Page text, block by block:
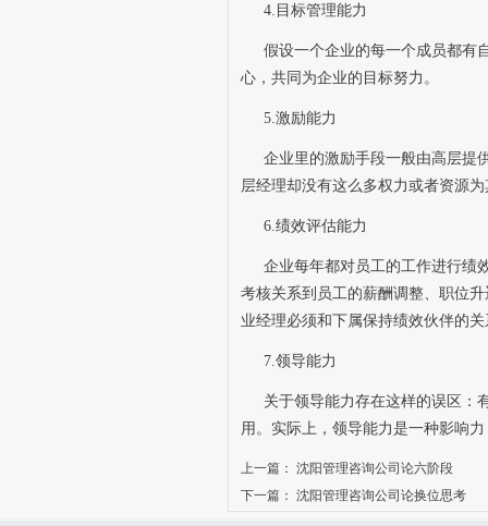
4. 目标管理能力
假设一个企业的每一个成员都有
心，共同为企业的目标努力。
5. 激励能力
企业里的激励手段一般由高层提
层经理却没有这么多权力或者资源
6. 绩效评估能力
企业每年都对员工的工作进行绩
考核关系到员工的薪酬调整、职位
业经理必须和下属保持绩效伙伴的
7. 领导能力
关于领导能力存在这样的误区：
用。实际上，领导能力是一种影响
上一篇： 沈阳管理咨询公司论六阶段
下一篇： 沈阳管理咨询公司论换位思考